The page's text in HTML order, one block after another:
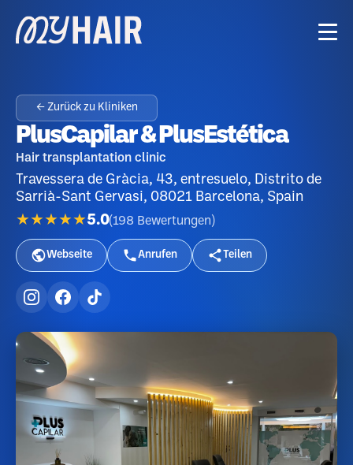
← Zurück zu Kliniken
PlusCapilar & PlusEstética
Hair transplantation clinic
Travessera de Gràcia, 43, entresuelo, Distrito de
Sarrià-Sant Gervasi, 08021 Barcelona, Spain
★★★★★5.0(198 Bewertungen )
Webseite Anrufen Teilen